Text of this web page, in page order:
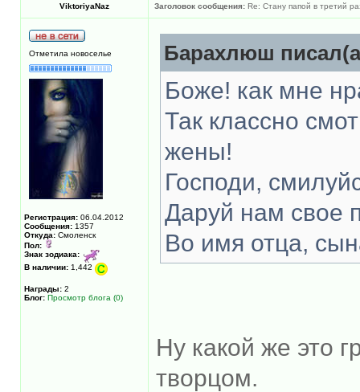
ViktoriyaNaz Заголовок сообщения: Re: Стану папой в третий
Отметила новоселье
Регистрация: 06.04.2012
Сообщения: 1357
Откуда: Смоленск
Пол:
Знак зодиака:
В наличии: 1,442
Награды: 2
Блог: Просмотр блога (0)
Барахлюш
Боже! как мне
Так классно
жены!
Господи,
Даруй нам свое
Во имя отца,
Ну какой же это
творцом.